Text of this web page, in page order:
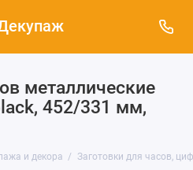
металлические
452/331 мм,
и декора Заготовки для часов,